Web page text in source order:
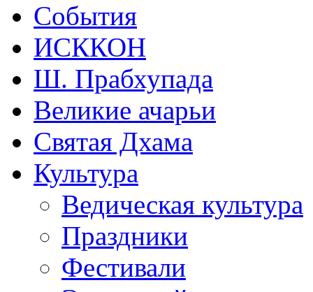
События
ИСККОН
Ш. Прабхупада
Великие ачарьи
Святая Дхама
Культура
Ведическая культура
Праздники
Фестивали